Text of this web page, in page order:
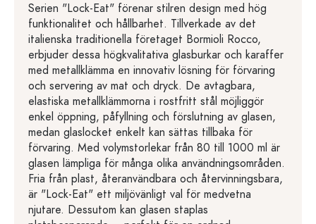
Serien "Lock-Eat" förenar stilren design med hög
funktionalitet och hållbarhet. Tillverkade av det
italienska traditionella företaget Bormioli Rocco,
erbjuder dessa högkvalitativa glasburkar och karaffer
med metallklämma en innovativ lösning för förvaring
och servering av mat och dryck. De avtagbara,
elastiska metallklämmorna i rostfritt stål möjliggör
enkel öppning, påfyllning och förslutning av glasen,
medan glaslocket enkelt kan sättas tillbaka för
förvaring. Med volymstorlekar från 80 till 1000 ml är
glasen lämpliga för många olika användningsområden.
Fria från plast, återanvändbara och återvinningsbara,
är "Lock-Eat" ett miljövänligt val för medvetna
njutare. Dessutom kan glasen staplas